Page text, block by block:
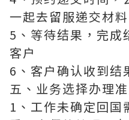
一起去留服递交材料
5、等待结果，完成
客户
6、客户确认收到结
五、业务选择办理
1、工作未确定回国